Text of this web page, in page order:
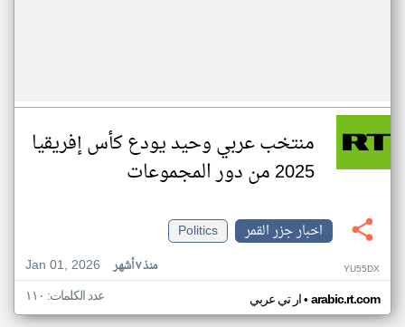
منتخب عربي وحيد يودع كأس إفريقيا
2025 من دور المجموعات
اخبار جزر القمر
Politics
Jan 01, 2026
منذ ٧ أشهر YU55DX
ار تي عربي• arabic.rt.com عدد الكلمات: ١١٠